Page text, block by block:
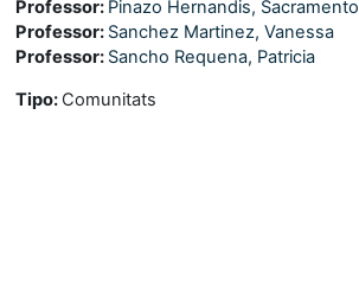
Professor: Pinazo Hernandis, Sacramento
Professor: Sanchez Martinez, Vanessa
Professor: Sancho Requena, Patricia
Tipo: Comunitats